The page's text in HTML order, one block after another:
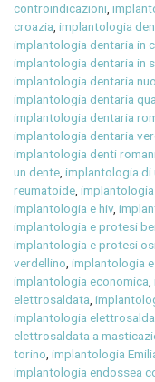
controindicazioni ,
croazia ,implantologia
implantologia dentaria in
implantologia dentaria in
implantologia dentaria
implantologia dentaria
implantologia dentaria
implantologia dentaria
implantologia denti
un dente ,implantologia di
reumatoide ,
implantologia e hiv,
implantologia e protesi
implantologia e protesi
verdellino ,implantologia
implantologia economica ,
elettrosaldata ,
implantologia
elettrosaldata a
torino ,implantologia
implantologia endossea